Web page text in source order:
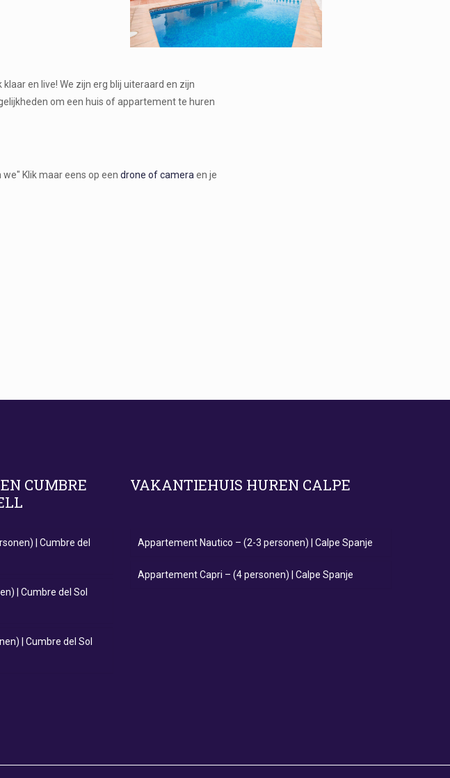
en live! We zijn erg blij uiteraard en zijn
om een huis of appartement te huren
Klik maar eens op een drone of camera en je
CUMBRE
| Cumbre del
| Cumbre del Sol
| Cumbre del Sol
VAKANTIEHUIS HUREN CALPE
Appartement Nautico – (2-3 personen) | Calpe Spanje
Appartement Capri – (4 personen) | Calpe Spanje